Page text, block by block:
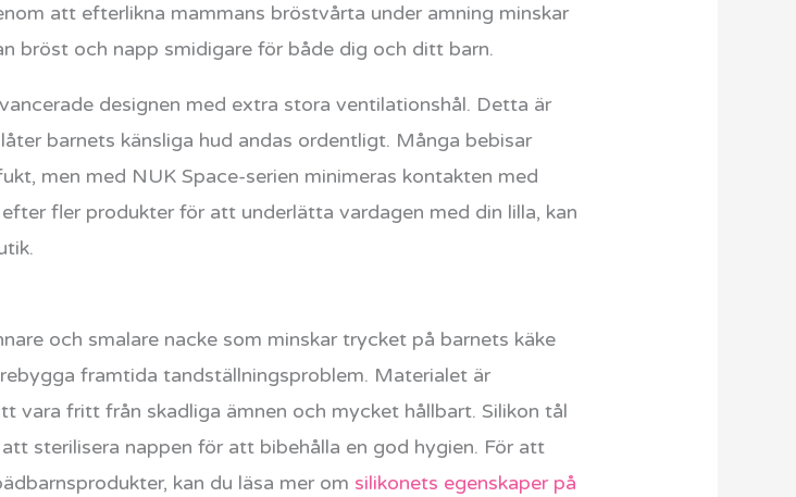
att efterlikna mammans bröstvårta under amning minskar
bröst och napp smidigare för både dig och ditt barn.
designen med extra stora ventilationshål. Detta är
barnets känsliga hud andas ordentligt. Många bebisar
men med NUK Space-serien minimeras kontakten med
fler produkter för att underlätta vardagen med din lilla, kan
och smalare nacke som minskar trycket på barnets käke
framtida tandställningsproblem. Materialet är
vara fritt från skadliga ämnen och mycket hållbart. Silikon tål
sterilisera nappen för att bibehålla en god hygien. För att
kan du läsa mer om silikonets egenskaper på